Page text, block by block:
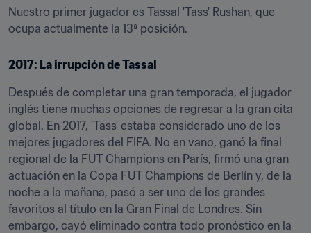
Nuestro primer jugador es Tassal 'Tass' Rushan, que
ocupa actualmente la 13ª posición.
2017: La irrupción de Tassal
Después de completar una gran temporada, el jugador
inglés tiene muchas opciones de regresar a la gran cita
global. En 2017, 'Tass' estaba considerado uno de los
mejores jugadores del FIFA. No en vano, ganó la final
regional de la FUT Champions en París, firmó una gran
actuación en la Copa FUT Champions de Berlín y, de la
noche a la mañana, pasó a ser uno de los grandes
favoritos al título en la Gran Final de Londres. Sin
embargo, cayó eliminado contra todo pronóstico en la